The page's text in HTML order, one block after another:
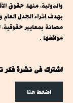
والدولية، منها، حقوق
بهدف إثراء الجدل
مصانة بمعايير حقوقية،
مواقفها .
اشترك فى نشرة فكر
اضغط هنا